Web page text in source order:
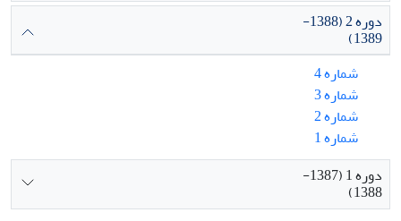
دوره 2 (1388-
1389)
شماره 4
شماره 3
شماره 2
شماره 1
دوره 1 (1387-
1388)